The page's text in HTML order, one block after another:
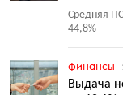
Средняя
44,8%
финансы
Выдача